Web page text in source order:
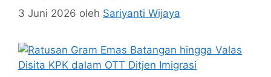
3 Juni 2026 oleh Sariyanti Wijaya